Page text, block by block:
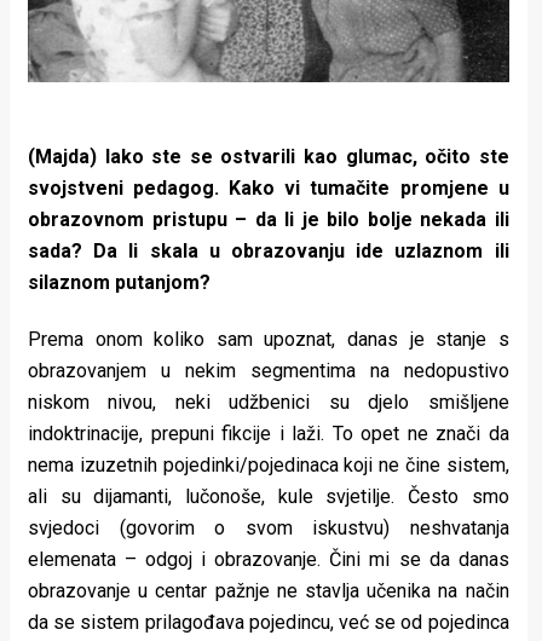
(Majda) Iako ste se ostvarili kao glumac, očito ste
svojstveni pedagog. Kako vi tumačite promjene u
obrazovnom pristupu – da li je bilo bolje nekada ili
sada? Da li skala u obrazovanju ide uzlaznom ili
silaznom putanjom?
Prema onom koliko sam upoznat, danas je stanje s
obrazovanjem u nekim segmentima na nedopustivo
niskom nivou, neki udžbenici su djelo smišljene
indoktrinacije, prepuni fikcije i laži. To opet ne znači da
nema izuzetnih pojedinki/pojedinaca koji ne čine sistem,
ali su dijamanti, lučonoše, kule svjetilje. Često smo
svjedoci (govorim o svom iskustvu) neshvatanja
elemenata – odgoj i obrazovanje. Čini mi se da danas
obrazovanje u centar pažnje ne stavlja učenika na način
da se sistem prilagođava pojedincu, već se od pojedinca